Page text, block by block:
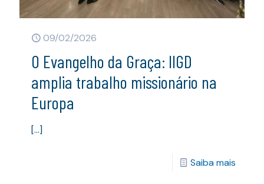
09/02/2026
O Evangelho da Graça: IIGD
amplia trabalho missionário na
Europa
[…]
Saiba mais